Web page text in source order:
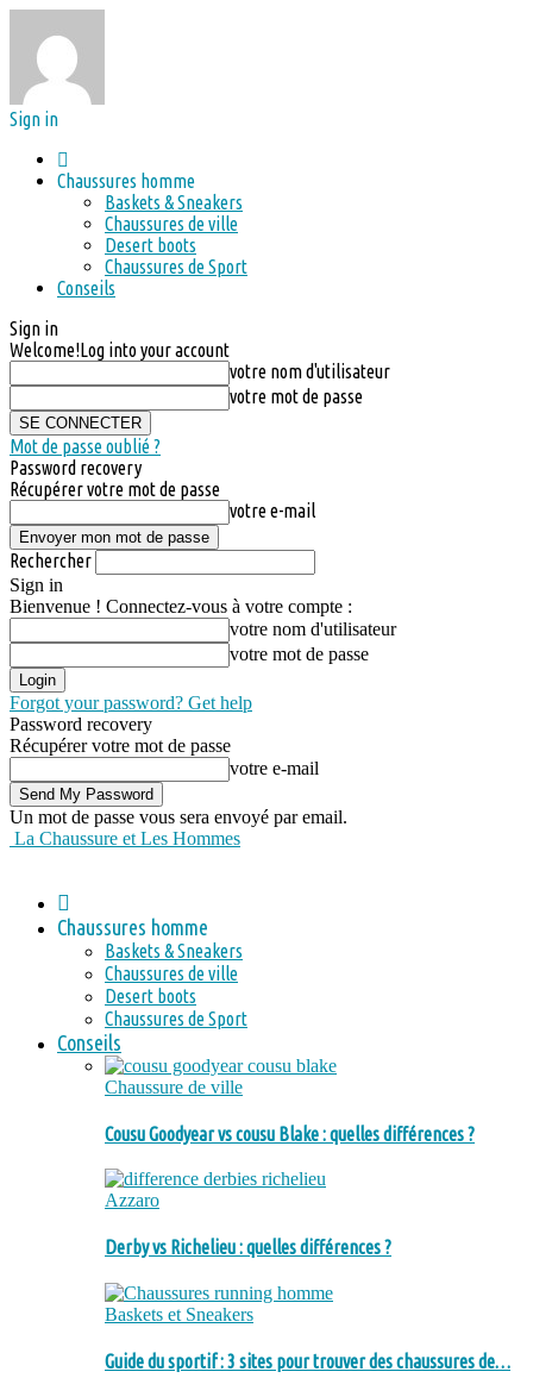
Sign in
Chaussures homme
Baskets & Sneakers
Chaussures de ville
Desert boots
Chaussures de Sport
Conseils
Sign in
Welcome!Log into your account
votre nom d'utilisateur
votre mot de passe
Mot de passe oublié ?
Password recovery
Récupérer votre mot de passe
votre e-mail
Rechercher
Sign in
Bienvenue ! Connectez-vous à votre compte :
votre nom d'utilisateur
votre mot de passe
Forgot your password? Get help
Password recovery
Récupérer votre mot de passe
votre e-mail
Un mot de passe vous sera envoyé par email.
La Chaussure et Les Hommes
Chaussures homme
Baskets & Sneakers
Chaussures de ville
Desert boots
Chaussures de Sport
Conseils
Chaussure de ville
Cousu Goodyear vs cousu Blake : quelles différences ?
Azzaro
Derby vs Richelieu : quelles différences ?
Baskets et Sneakers
Guide du sportif : 3 sites pour trouver des chaussures de…